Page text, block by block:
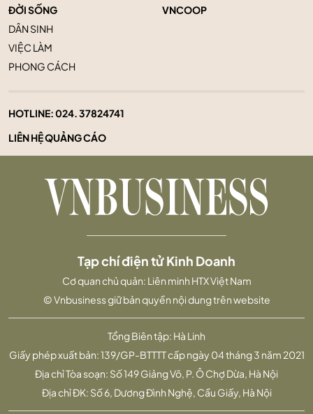
ĐỜI SỐNG
DÂN SINH
VIỆC LÀM
PHONG CÁCH
VNCOOP
HOTLINE:024. 37824741
LIÊN HỆ QUẢNG CÁO
Tổng Biên tập: Hà Linh
Giấy phép xuất bản: 139/GP-BTTTT cấp ngày 04 tháng 3 năm 2021
Địa chỉ Tòa soạn: Số 149 Giảng Võ, P. Ô Chợ Dừa, Hà Nội
Địa chỉ ĐK: Số 6, Dương Đình Nghệ, Cầu Giấy, Hà Nội
Tạp chí điện tử Kinh Doanh
Cơ quan chủ quản: Liên minh HTX Việt Nam
© Vnbusiness giữ bản quyền nội dung trên website